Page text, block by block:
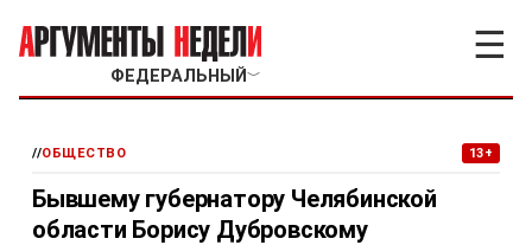
ФЕДЕРАЛЬНЫЙ ﹀
☰
//ОБЩЕСТВО 13+
Бывшему губернатору Челябинской
области Борису Дубровскому